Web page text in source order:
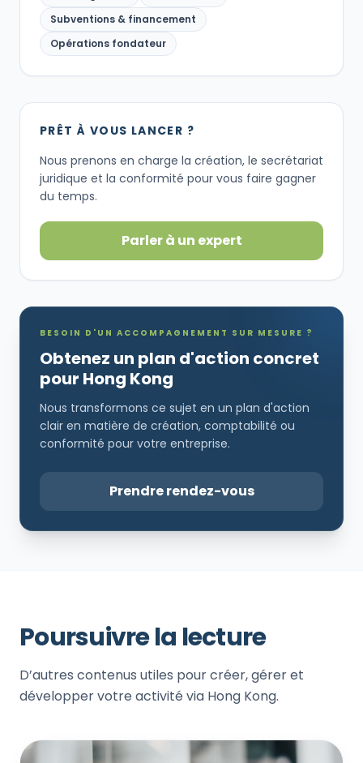
Subventions & financement
Opérations fondateur
PRÊT À VOUS LANCER ?
Nous prenons en charge la création, le secrétariat
juridique et la conformité pour vous faire gagner
du temps.
Parler à un expert
BESOIN D'UN ACCOMPAGNEMENT SUR MESURE ?
Obtenez un plan d'action concret
pour Hong Kong
Nous transformons ce sujet en un plan d'action
clair en matière de création, comptabilité ou
conformité pour votre entreprise.
Prendre rendez-vous
Poursuivre la lecture
D’autres contenus utiles pour créer, gérer et
développer votre activité via Hong Kong.